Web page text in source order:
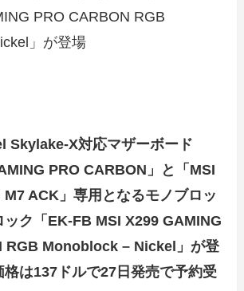
PRO CARBON RGB
」が登場
Skylake-X対応マザーボード
PRO CARBON」と
「MSI
M7 ACK」専用となるモノブロッ
ック「EK-FB MSI X299 GAMING
RGB Monoblock – Nickel」が登
格は137ドルで27日発売で予約受